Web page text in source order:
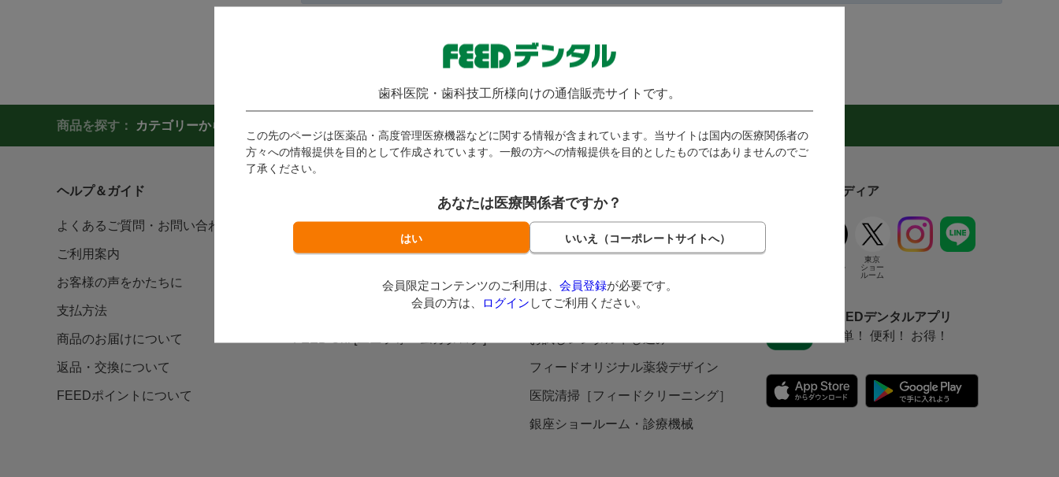
歯科医院・歯科技工所様向けの通信販売サイトです。
この先のページは医薬品・高度管理医療機器などに関する情報が含まれています。当サイトは国内の医療関係者の
方々への情報提供を目的として作成されています。一般の方への情報提供を目的としたものではありませんのでご
了承ください。
あなたは医療関係者ですか？
会員限定コンテンツのご利用は、 会員登録が必要です。
会員の方は、
ログイン してご利用ください。
商品を探す： カテゴリーから探す
ヘルプ＆ガイド
よくあるご質問・お問い合わせ
ご利用案内
お客様の声をかたちに
支払方法
商品のお届けについて
返品・交換について
FEEDポイントについて
デジタルカタログ
カタログ請求
FAX注文書・申込書一覧
FEEDレンタル
MEOサービス
フィードオリジナル診察券
シャープニングサービス
フィードオリジナル薬袋デザイン
医院清掃［フィードクリーニング］
銀座ショールーム・診療機械
ソーシャルメディア
デンタル
東京
ショー
ルーム
FEEDデンタルアプリ
簡単！ 便利！ お得！